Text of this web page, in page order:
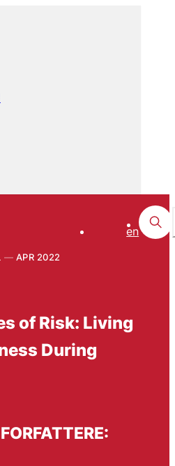
en
APR 2022
of Risk: Living
During